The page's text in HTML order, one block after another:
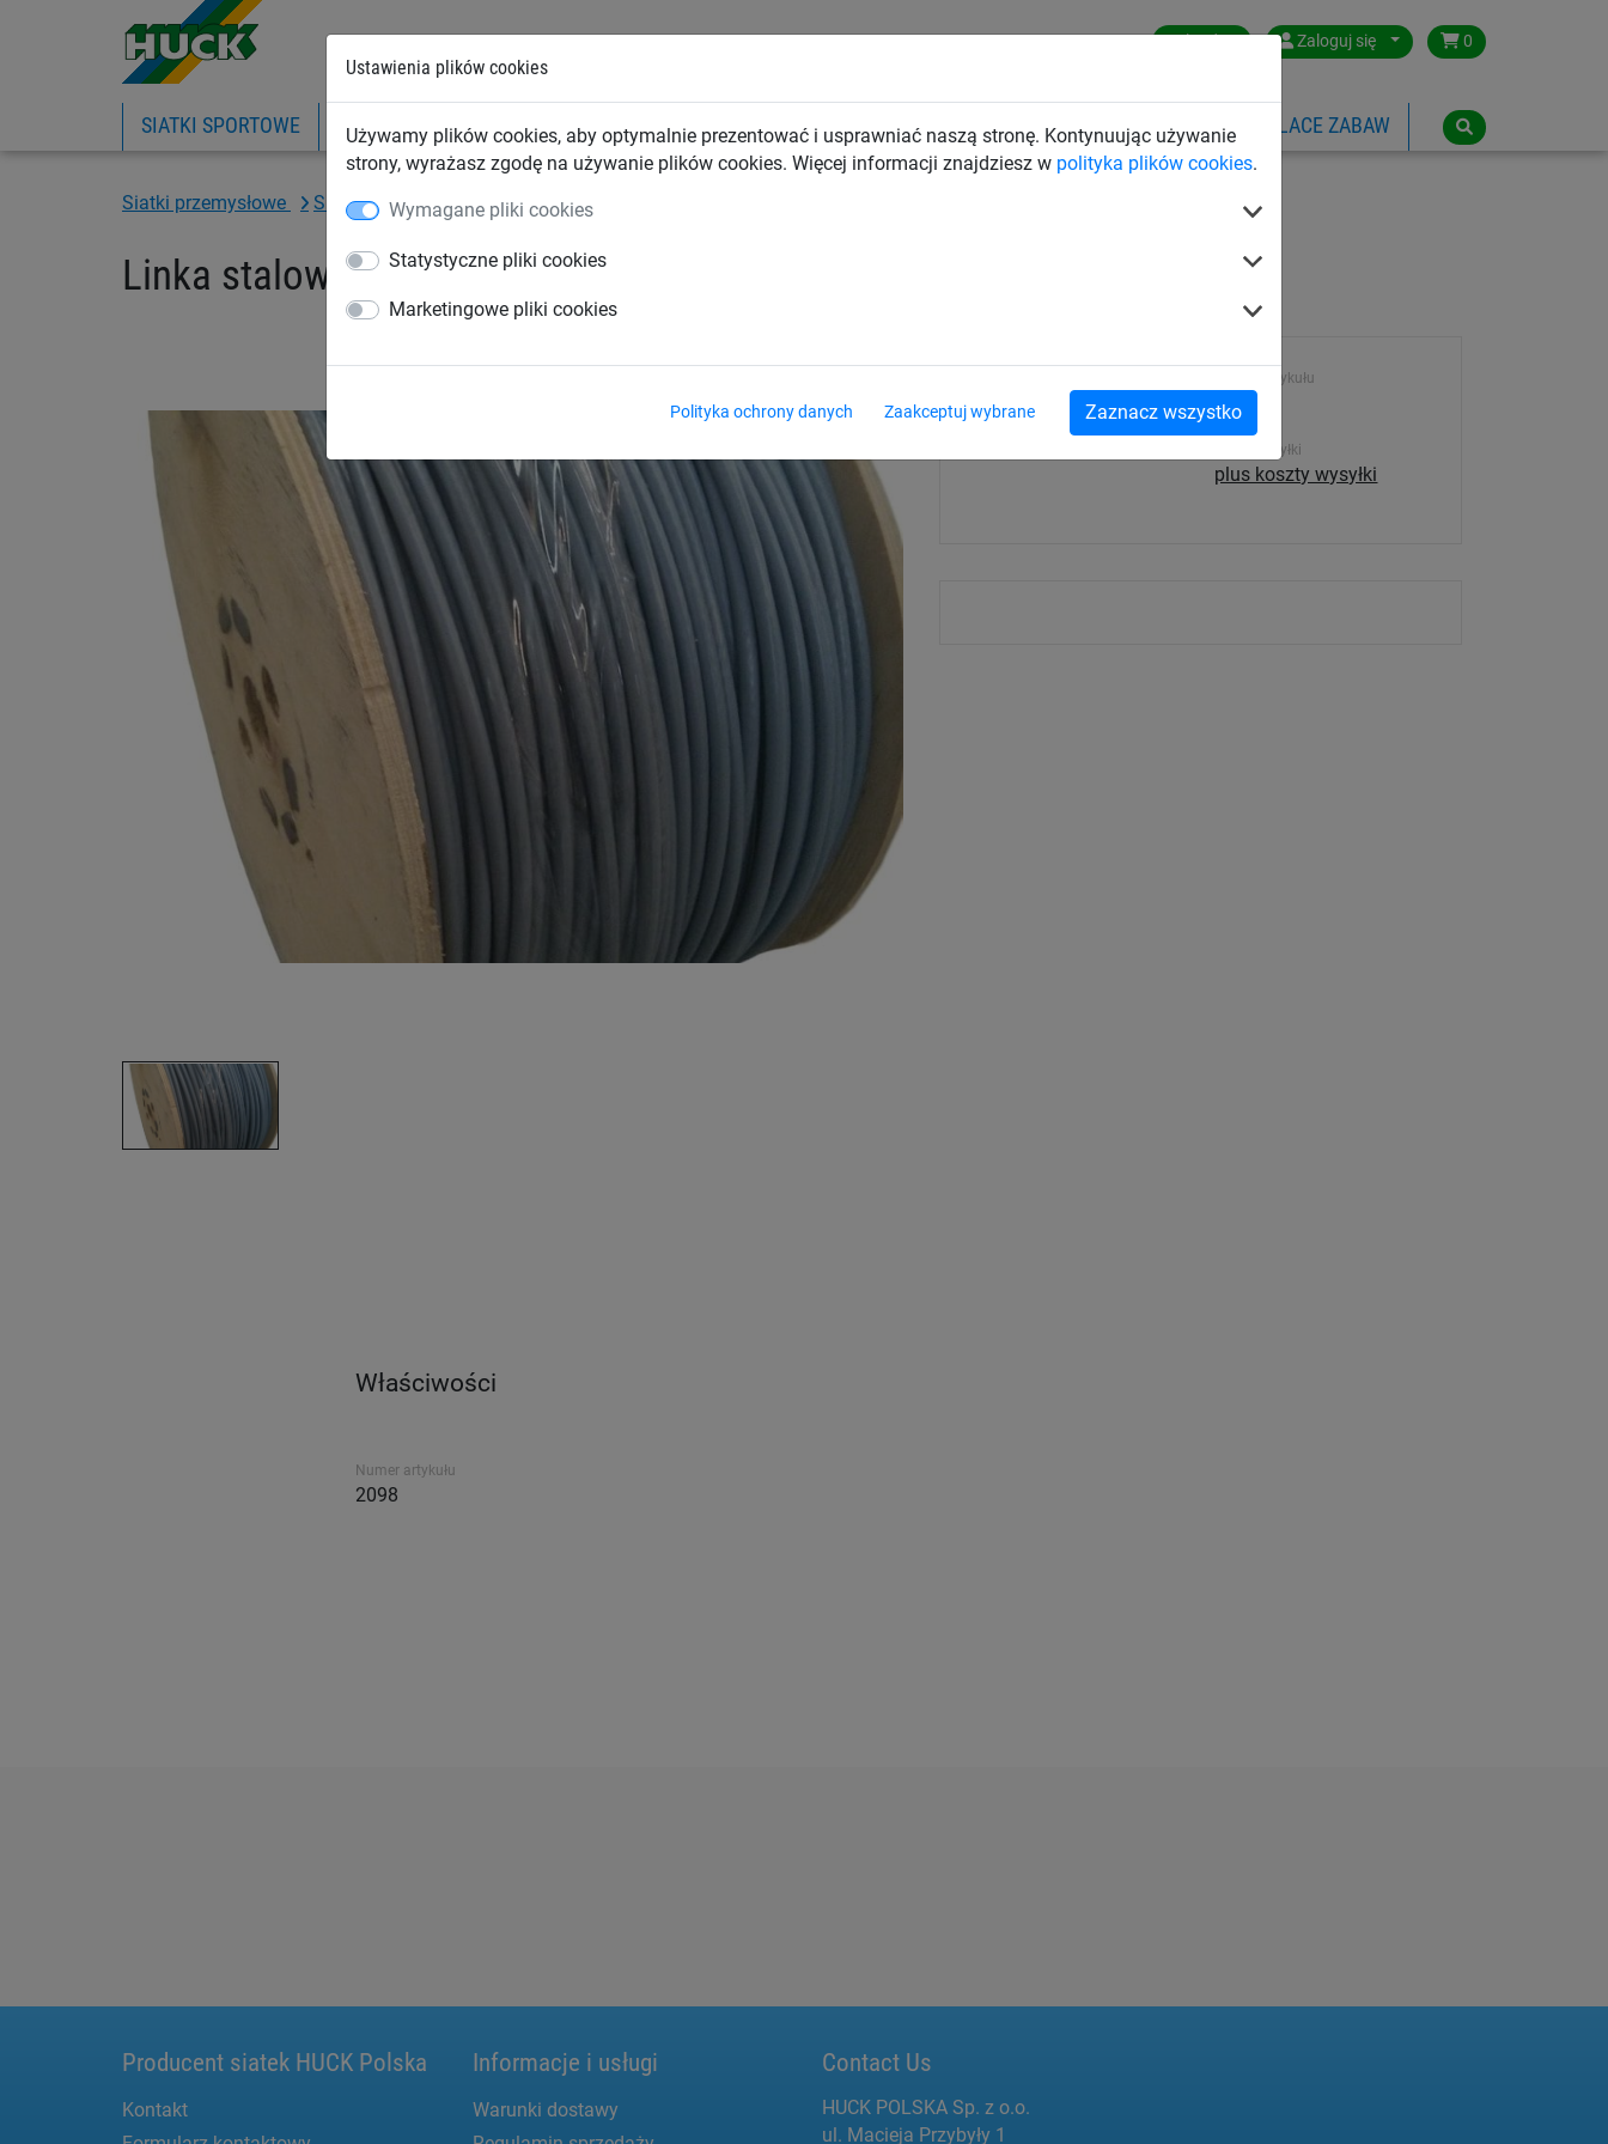
Ustawienia plików cookies
Używamy plików cookies, aby optymalnie prezentować i usprawniać naszą stronę. Kontynuując używanie
strony, wyrażasz zgodę na używanie plików cookies. Więcej informacji znajdziesz w polityka plików cookies.
Wymagane pliki cookies
Statystyczne pliki cookies
Marketingowe pliki cookies
Polityka ochrony danych Zaakceptuj wybrane Zaznacz wszystko
Poland Zaloguj się 0
SIATKI SPORTOWE PIŁKOCHWYTY SIATKI PRZEMYSŁOWE SIATKI BUDOWLANE SIATKI TRANSPORTOWE LINOWE PLACE ZABAW
Siatki przemysłowe Siatki na regały magazynowe Akcesoria
Linka stalowa, w otulinie PCV (3/4 mm)
Numer artykułu
2098
Koszt wysyłki
plus koszty wysyłki
Właściwości
Numer artykułu
2098
Producent siatek HUCK Polska
Kontakt
Informacje i usługi
Warunki dostawy
Contact Us
HUCK POLSKA Sp. z o.o.
ul. Macieja Przybyły 1